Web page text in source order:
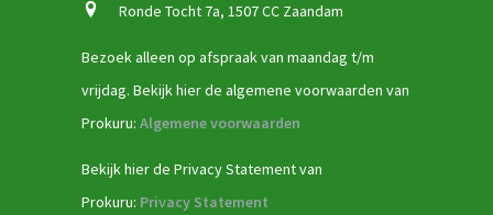
Ronde Tocht 7a, 1507 CC Zaandam
Bezoek alleen op afspraak van maandag t/m
vrijdag. Bekijk hier de algemene voorwaarden van
Prokuru: Algemene voorwaarden
Bekijk hier de Privacy Statement van
Prokuru: Privacy Statement